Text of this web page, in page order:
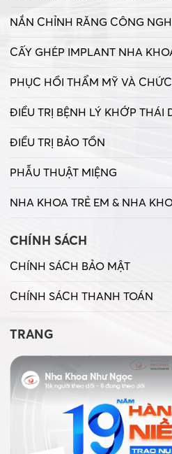
NẮN CHỈNH RĂNG CÔNG
CẤY GHÉP IMPLANT NHA
PHỤC HỒI THẨM MỸ VÀ
ĐIỀU TRỊ BỆNH LÝ KHỚP THÁI
ĐIỀU TRỊ BẢO TỒN
PHẪU THUẬT MIỆNG
NHA KHOA TRẺ EM & NHA
CHÍNH SÁCH
CHÍNH SÁCH BẢO MẬT
CHÍNH SÁCH THANH TOÁN
TRANG